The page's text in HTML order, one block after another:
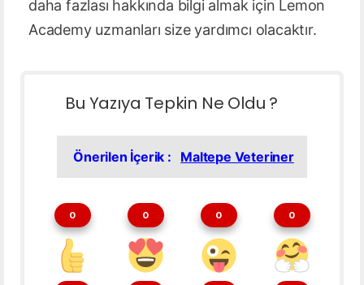
daha fazlası hakkında bilgi almak için Lemon
Academy uzmanları size yardımcı olacaktır.
Bu Yazıya Tepkin Ne Oldu ?
Önerilen İçerik : Maltepe Veteriner
0 0 0 0